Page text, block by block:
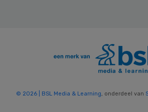
© 2026 | BSL Media & Learning , onderdeel van